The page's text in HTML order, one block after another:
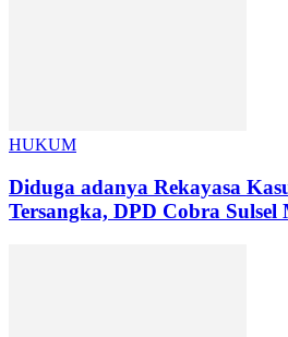
HUKUM
Diduga adanya Rekayasa
Tersangka, DPD Cobra Sulsel